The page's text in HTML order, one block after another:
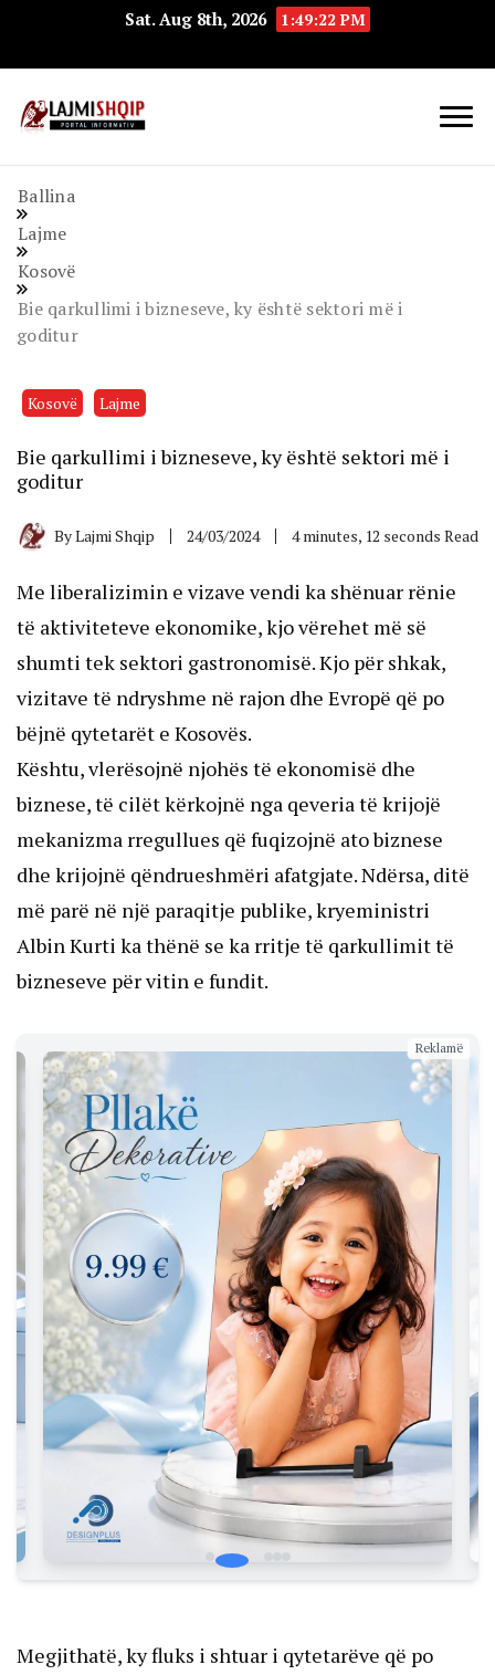
Sat. Aug 8th, 2026 1:49:23 PM
Ballina
Lajme
Kosovë
Bie qarkullimi i bizneseve, ky është sektori më i
goditur
Kosovë Lajme
Bie qarkullimi i bizneseve, ky është sektori më i
goditur
ByLajmi Shqip 24/03/2024 4 minutes, 12 seconds Read
Me liberalizimin e vizave vendi ka shënuar rënie
të aktiviteteve ekonomike, kjo vërehet më së
shumti tek sektori gastronomisë. Kjo për shkak,
vizitave të ndryshme në rajon dhe Evropë që po
bëjnë qytetarët e Kosovës.
Kështu, vlerësojnë njohës të ekonomisë dhe
biznese, të cilët kërkojnë nga qeveria të krijojë
mekanizma rregullues që fuqizojnë ato biznese
dhe krijojnë qëndrueshmëri afatgjate. Ndërsa, ditë
më parë në një paraqitje publike, kryeministri
Albin Kurti ka thënë se ka rritje të qarkullimit të
bizneseve për vitin e fundit.
Reklamë
Megjithatë, ky fluks i shtuar i qytetarëve që po